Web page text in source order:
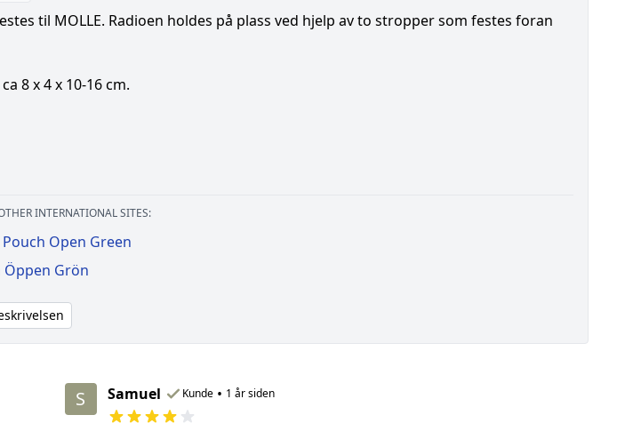
til MOLLE. Radioen holdes på plass ved hjelp av to stropper som festes foran
8 x 4 x 10-16 cm.
INTERNATIONAL SITES:
Open Green
Öppen Grön
S Samuel Kunde • 1 år siden